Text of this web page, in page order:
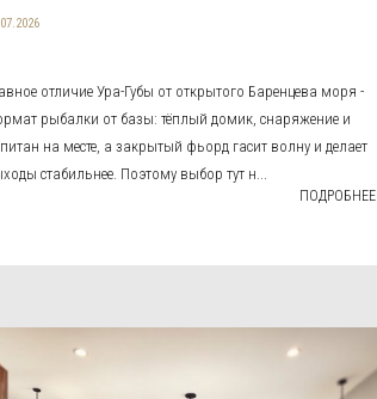
отличие Ура-Губы от открытого Баренцева моря -
рыбалки от базы: тёплый домик, снаряжение и
на месте, а закрытый фьорд гасит волну и делает
стабильнее. Поэтому выбор тут н...
ПОДРОБНЕЕ